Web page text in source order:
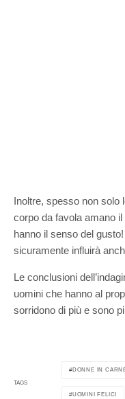
Inoltre, spesso non solo
corpo da favola amano
hanno il senso del
sicuramente influirà
Le conclusioni
uomini che hanno al
sorridono di più e sono
TAGS
DONNE IN
UOMINI FELICI